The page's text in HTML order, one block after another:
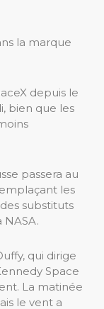
la marque
depuis le
bien que les
passera au
les
substituts
qui dirige
Space
La matinée
le vent a